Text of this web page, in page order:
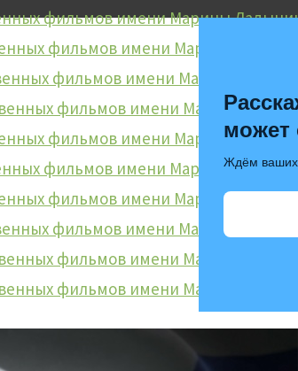
фильмов имени Марины
фильмов имени Марины
фильмов имени Марины
фильмов имени Марины
фильмов имени Марины
фильмов имени Марины
фильмов имени Марины
фильмов имени Марины
фильмов имени Марины
фильмов имени Марины
может
Ждём ваших